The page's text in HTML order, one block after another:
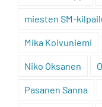
miesten SM-
Mika Koivuniemi
Niko Oksanen
Pasanen Sanna